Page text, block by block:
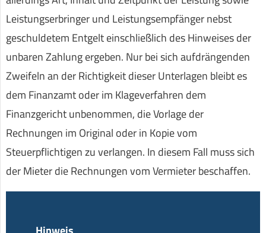
Leistungserbringer und Leistungsempfänger nebst
geschuldetem Entgelt einschließlich des Hinweises der
unbaren Zahlung ergeben. Nur bei sich aufdrängenden
Zweifeln an der Richtigkeit dieser Unterlagen bleibt es
dem Finanzamt oder im Klageverfahren dem
Finanzgericht unbenommen, die Vorlage der
Rechnungen im Original oder in Kopie vom
Steuerpflichtigen zu verlangen. In diesem Fall muss sich
der Mieter die Rechnungen vom Vermieter beschaffen.